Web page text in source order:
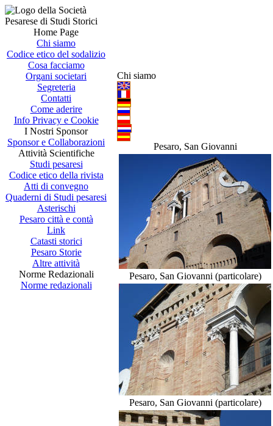
Home Page
Chi siamo
Codice etico del sodalizio
Cosa facciamo
Organi societari
Segreteria
Contatti
Come aderire
Info Privacy e Cookie
I Nostri Sponsor
Sponsor e Collaborazioni
Attività Scientifiche
Studi pesaresi
Codice etico della rivista
Atti di convegno
Quaderni di Studi pesaresi
Asterischi
Pesaro città e contà
Link
Catasti storici
Pesaro Storie
Altre attività
Norme Redazionali
Norme redazionali
Chi siamo
Pesaro, San Giovanni
Pesaro, San Giovanni (particolare)
Pesaro, San Giovanni (particolare)